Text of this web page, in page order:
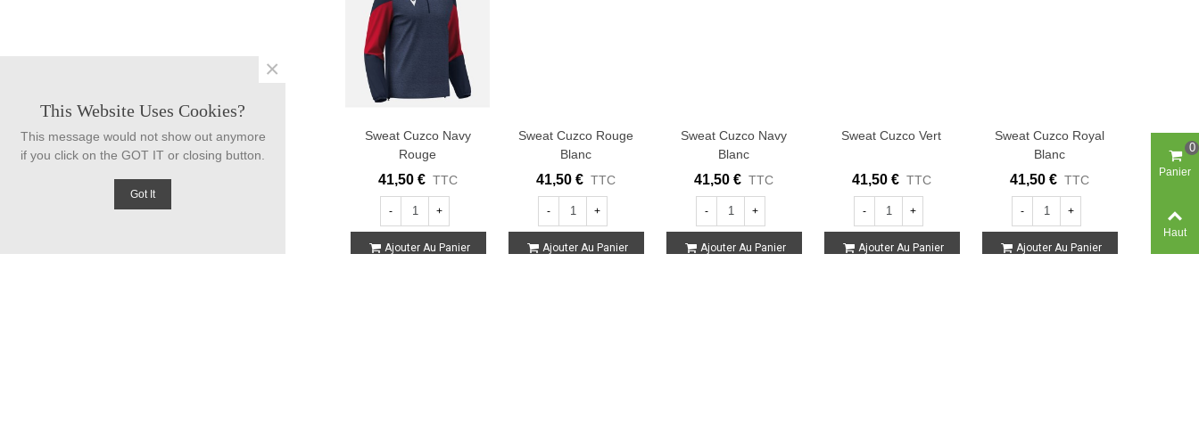
Sweat Cuzco Navy
Rouge
41,50 € TTC
- +
Ajouter Au Panier
Sweat Cuzco Rouge
Blanc
41,50 € TTC
- +
Ajouter Au Panier
Sweat Cuzco Navy
Blanc
41,50 € TTC
- +
Ajouter Au Panier
Sweat Cuzco Vert
41,50 € TTC
- +
Ajouter Au Panier
Sweat Cuzco Royal
Blanc
41,50 € TTC
- +
Ajouter Au Panier
Panier
0
Haut
This Website Uses Cookies?
This message would not show out anymore
if you click on the GOT IT or closing button.
Got It
×